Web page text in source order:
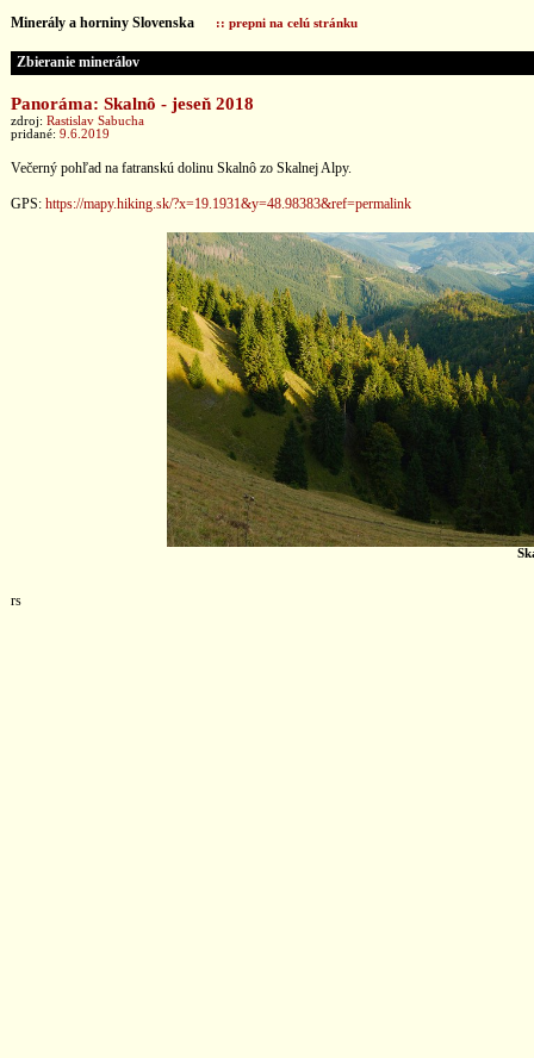
Minerály a horniny Slovenska :: prepni na celú stránku
Zbieranie minerálov
Panoráma: Skalnô - jeseň 2018
zdroj: Rastislav Sabucha
pridané: 9.6.2019
Večerný pohľad na fatranskú dolinu Skalnô zo Skalnej Alpy.
GPS: https://mapy.hiking.sk/?x=19.1931&y=48.98383&ref=permalink
rs